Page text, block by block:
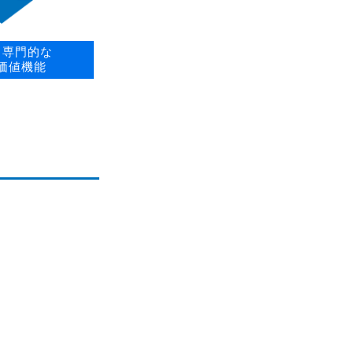
門的な
値機能